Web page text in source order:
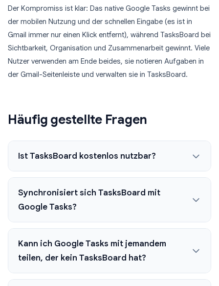
Der Kompromiss ist klar: Das native Google Tasks gewinnt bei
der mobilen Nutzung und der schnellen Eingabe (es ist in
Gmail immer nur einen Klick entfernt), während TasksBoard bei
Sichtbarkeit, Organisation und Zusammenarbeit gewinnt. Viele
Nutzer verwenden am Ende beides, sie notieren Aufgaben in
der Gmail-Seitenleiste und verwalten sie in TasksBoard.
Häufig gestellte Fragen
Ist TasksBoard kostenlos nutzbar?
Synchronisiert sich TasksBoard mit
Google Tasks?
Kann ich Google Tasks mit jemandem
teilen, der kein TasksBoard hat?